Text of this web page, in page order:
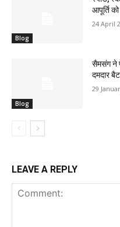
Blog
आपूर्ति
24 April
Blog
सैमसंग ने
दमदार
29
LEAVE A REPLY